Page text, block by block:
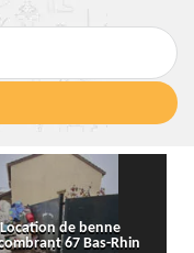
Location de benne
67 Bas-Rhin